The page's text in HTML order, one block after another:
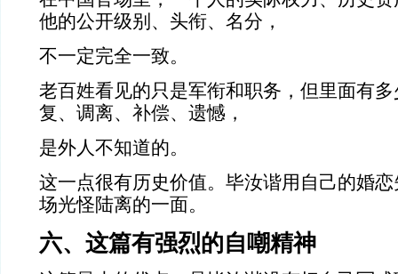
他的公开级别、头衔、名分，
不一定完全一致。
老百姓看见的只是军衔和职务，但里面有
复、调离、补偿、遗憾，
是外人不知道的。
这一点很有历史价值。毕汝谐用自己的婚
场光怪陆离的一面。
六、这篇有强烈的自嘲精神